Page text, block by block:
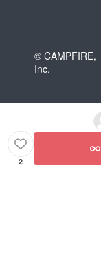
© CAMPFIRE,
Inc.
2